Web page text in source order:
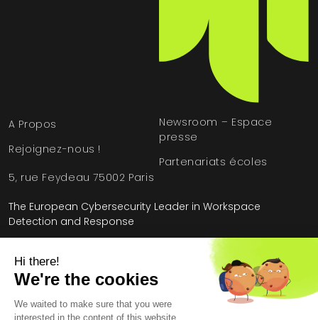
A Propos
Rejoignez-nous !
Newsroom – Espace
presse
Partenariats écoles
5, rue Feydeau 75002 Paris
The European Cybersecurity Leader in Workspace
Detection and Response
Accueil»HarfangLab - Le blog cybersécurité